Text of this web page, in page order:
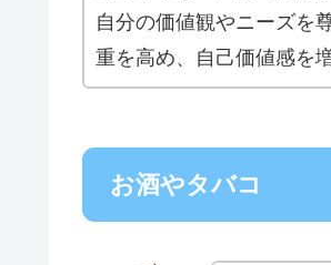
自分の価値観やニーズを
重を高め、自己価値感を
お酒やタバコ